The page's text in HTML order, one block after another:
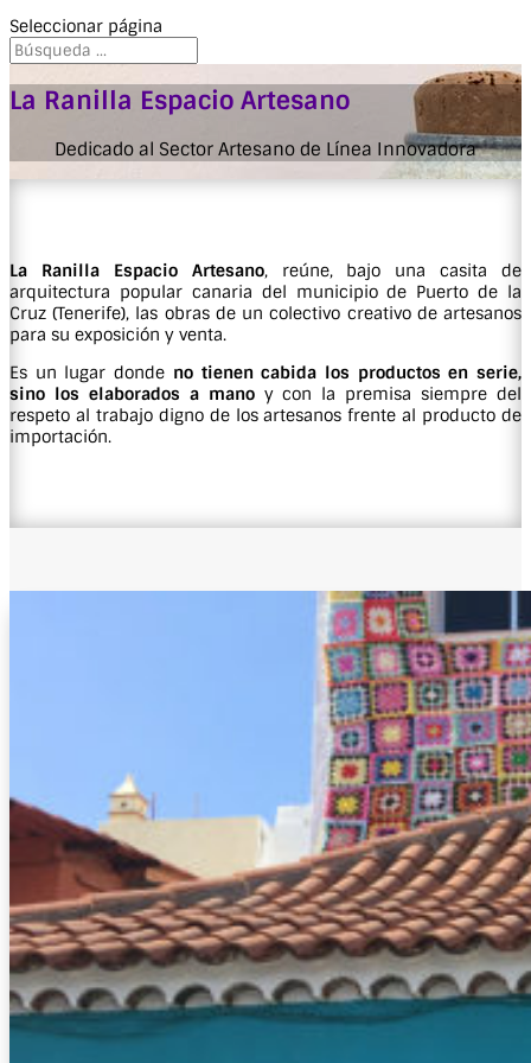
Seleccionar página
La Ranilla Espacio Artesano
Dedicado al Sector Artesano de Línea Innovadora
La Ranilla Espacio Artesano, reúne, bajo una casita de
arquitectura popular canaria del municipio de Puerto de la
Cruz (Tenerife), las obras de un colectivo creativo de artesanos
para su exposición y venta.
Es un lugar donde no tienen cabida los productos en serie,
sino los elaborados a manoy con la premisa siempre del
respeto al trabajo digno de los artesanos frente al producto de
importación.